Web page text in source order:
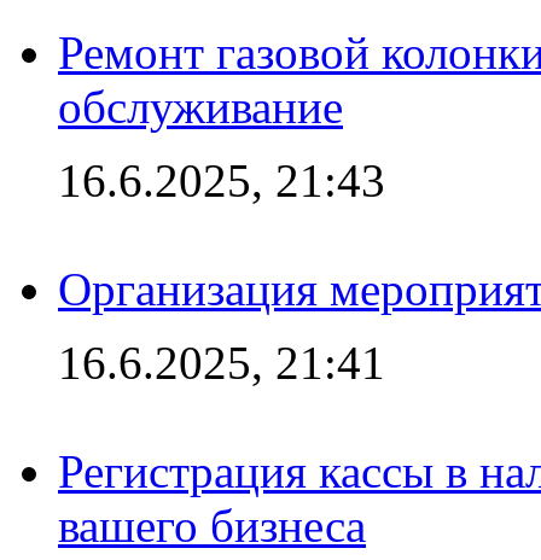
Ремонт газовой
обслуживание
16.6.2025, 21:43
Организация
16.6.2025, 21:41
Регистрация кассы в
вашего бизнеса